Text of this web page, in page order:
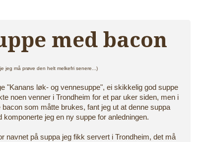
med bacon
jeg må prøve den helt melkefri senere...)
"Kanans løk- og vennesuppe", ei skikkelig god suppe
noen venner i Trondheim for et par uker siden, men i
som måtte brukes, fant jeg ut at denne suppa
komponerte jeg en ny suppe for anledningen.
navnet på suppa jeg fikk servert i Trondheim, det må